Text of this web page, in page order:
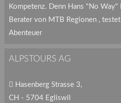
Kompetenz. Denn Hans "No Way"
Berater von MTB Regionen ,
Abenteuer
ALPSTOURS AG
Hasenberg Strasse 3,
CH - 5704 Egliswil